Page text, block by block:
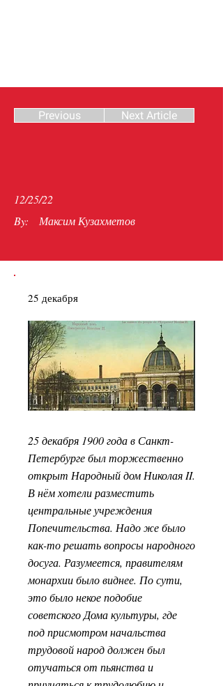
Next Article
Previous
12/25/22
By:
Максим Кузахметов
25 декабря
25 декабря 1900 года в Санкт-
Петербурге был торжественно
открыт Народный дом Николая II.
В нём хотели разместить
центральные учреждения
Попечительства. Надо же было
как-то решать вопросы народного
досуга. Разумеется, правителям
монархии было виднее. По сути,
это было некое подобие
советского Дома культуры, где
под присмотром начальства
трудовой народ должен был
отучаться от пьянства и